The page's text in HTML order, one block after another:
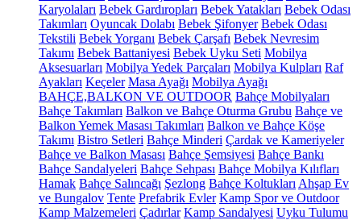
Karyolaları Bebek Gardıropları Bebek Yatakları Bebek Odası
Takımları Oyuncak Dolabı Bebek Şifonyer Bebek Odası
Tekstili Bebek Yorganı Bebek Çarşafı Bebek Nevresim
Takımı Bebek Battaniyesi Bebek Uyku Seti Mobilya
Aksesuarları Mobilya Yedek Parçaları Mobilya Kulpları Raf
Ayakları Keçeler Masa Ayağı Mobilya Ayağı
BAHÇE,BALKON VE OUTDOOR Bahçe Mobilyaları
Bahçe Takımları Balkon ve Bahçe Oturma Grubu Bahçe ve
Balkon Yemek Masası Takımları Balkon ve Bahçe Köşe
Takımı Bistro Setleri Bahçe Minderi Çardak ve Kameriyeler
Bahçe ve Balkon Masası Bahçe Şemsiyesi Bahçe Bankı
Bahçe Sandalyeleri Bahçe Sehpası Bahçe Mobilya Kılıfları
Hamak Bahçe Salıncağı Şezlong Bahçe Koltukları Ahşap Ev
ve Bungalov Tente Prefabrik Evler Kamp Spor ve Outdoor
Kamp Malzemeleri Çadırlar Kamp Sandalyesi Uyku Tulumu